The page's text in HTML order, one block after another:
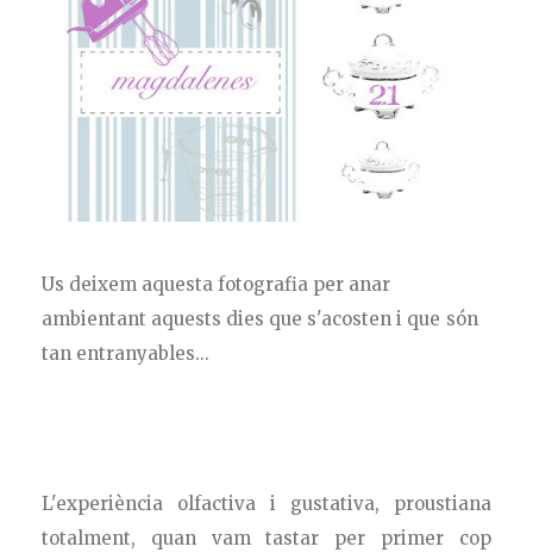
Us deixem aquesta fotografia per anar
ambientant aquests dies que s'acosten i que són
tan entranyables...
L'experiència olfactiva i gustativa, proustiana
totalment, quan vam tastar per primer cop